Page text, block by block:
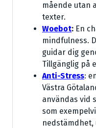
mående utan
texter.
Woebot: En
mindfulness.
guidar dig
Tillgänglig på
Anti-Stress:
Västra
användas vid
som